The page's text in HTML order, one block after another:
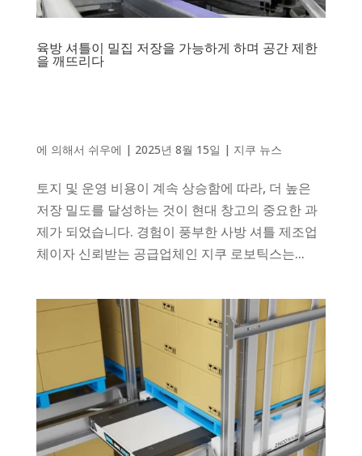
육방 셔틀이 밀집 저장을 가능하게 하며 공간 제한
을 깨뜨리다
에 의해서 쉬우에 | 2025년 8월 15일 | 지쿠 뉴스
토지 및 운영 비용이 계속 상승함에 따라, 더 높은
저장 밀도를 달성하는 것이 현대 창고의 중요한 과
제가 되었습니다. 경험이 풍부한 사방 셔틀 제조업
체이자 신뢰받는 공급업체인 지쿠 로보틱스는...